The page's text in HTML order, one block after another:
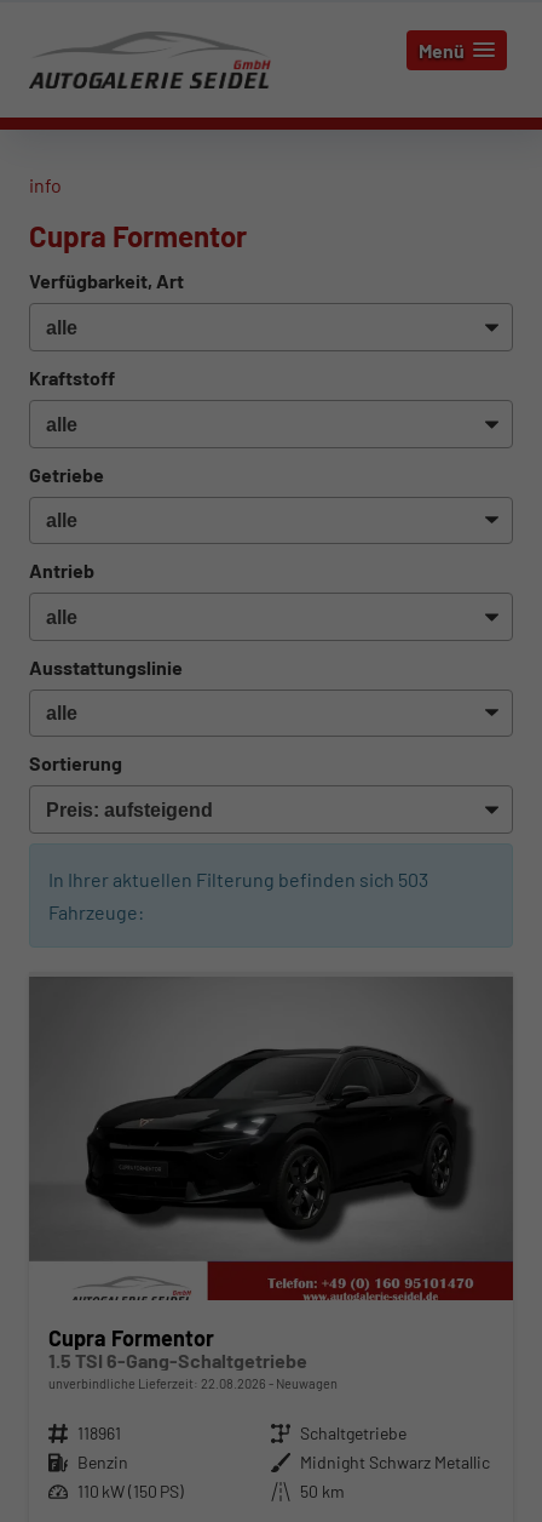
Menü
info
Cupra Formentor
Verfügbarkeit, Art
Kraftstoff
Getriebe
Antrieb
Ausstattungslinie
Sortierung
In Ihrer aktuellen Filterung befinden sich 503
Fahrzeuge:
ab 307,– € mtl.
Cupra Formentor
1.5 TSI 6-Gang-Schaltgetriebe
unverbindliche Lieferzeit: 22.08.2026 Neuwagen
Fahrzeugnr. 118961 Getriebe Schaltgetriebe
Kraftstoff Benzin Außenfarbe Midnight Schwarz Metallic
Leistung 110 kW (150 PS) Kilometerstand 50 km